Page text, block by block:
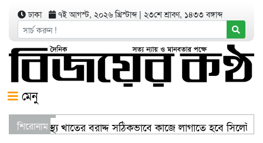
ঢাকা ৭ই আগস্ট, ২০২৬ খ্রিস্টাব্দ| ২৩শে শ্রাবণ, ১৪৩৩ বঙ্গাব্দ
মেনু
শিরোনামস্বাস্থ্য খাতের বরাদ্দ সঠিকভাবে কাজে লাগাতে হবে